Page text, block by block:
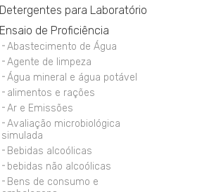
Detergentes para Laboratório
Ensaio de Proficiência
Abastecimento de Água
Agente de limpeza
Água mineral e água potável
alimentos e rações
Ar e Emissões
Avaliação microbiológica
simulada
Bebidas alcoólicas
bebidas não alcoólicas
Bens de consumo e